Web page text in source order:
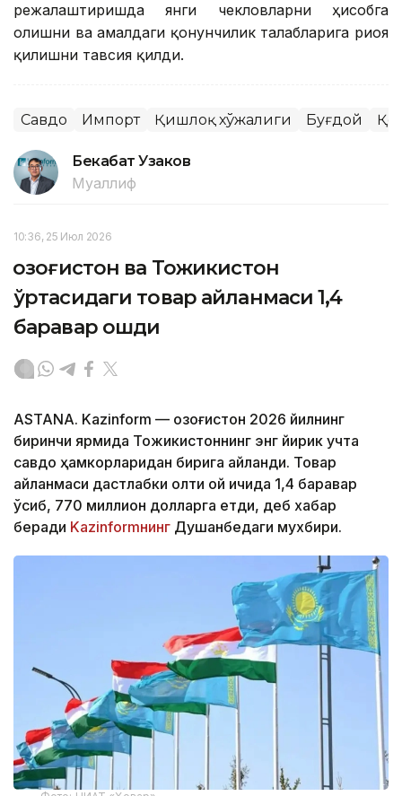
режалаштиришда янги чекловларни ҳисобга
олишни ва амалдаги қонунчилик талабларига риоя
қилишни тавсия қилди.
Савдо Импорт Қишлоқ хўжалиги Буғдой
Бекабат Узаков
Муаллиф
10:36, 25 Июл 2026
Қозоғистон ва Тожикистон
ўртасидаги товар айланмаси 1,4
баравар ошди
ASTANA. Kazinform — Қозоғистон 2026 йилнинг
биринчи ярмида Тожикистоннинг энг йирик учта
савдо ҳамкорларидан бирига айланди. Товар
айланмаси дастлабки олти ой ичида 1,4 баравар
ўсиб, 770 миллион долларга етди, деб хабар
беради Kazinformнинг Душанбедаги мухбири.